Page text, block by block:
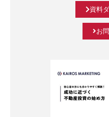
資料
お